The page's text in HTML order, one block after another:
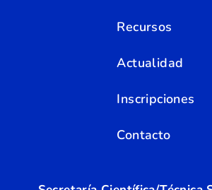
Recursos
Actualidad
Inscripciones
Contacto